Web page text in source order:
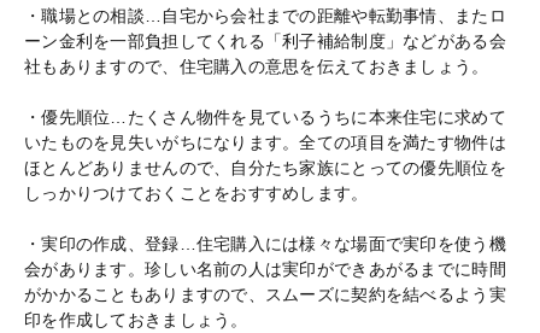
・職場との相談…自宅から会社までの距離や転勤事情、またロ
ーン金利を一部負担してくれる「利子補給制度」などがある会
社もありますので、住宅購入の意思を伝えておきましょう。
・優先順位…たくさん物件を見ているうちに本来住宅に求めて
いたものを見失いがちになります。全ての項目を満たす物件は
ほとんどありませんので、自分たち家族にとっての優先順位を
しっかりつけておくことをおすすめします。
・実印の作成、登録…住宅購入には様々な場面で実印を使う機
会があります。珍しい名前の人は実印ができあがるまでに時間
がかかることもありますので、スムーズに契約を結べるよう実
印を作成しておきましょう。